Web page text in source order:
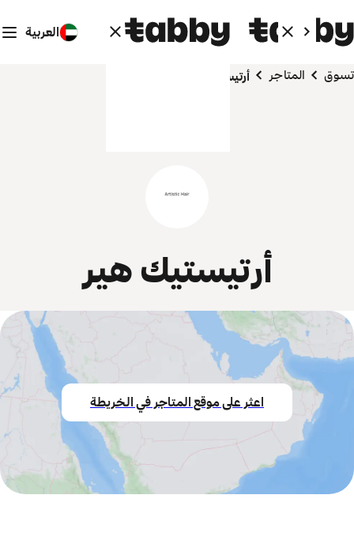
العربية
تسوق المتاجر أرتيستيك هير
أرتيستيك هير
اعثر على موقع المتاجر في الخريطة